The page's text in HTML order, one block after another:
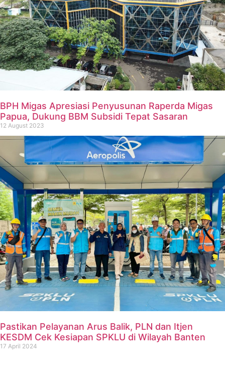
BPH Migas Apresiasi Penyusunan Raperda Migas
Papua, Dukung BBM Subsidi Tepat Sasaran
12 August 2023
Pastikan Pelayanan Arus Balik, PLN dan Itjen
KESDM Cek Kesiapan SPKLU di Wilayah Banten
17 April 2024